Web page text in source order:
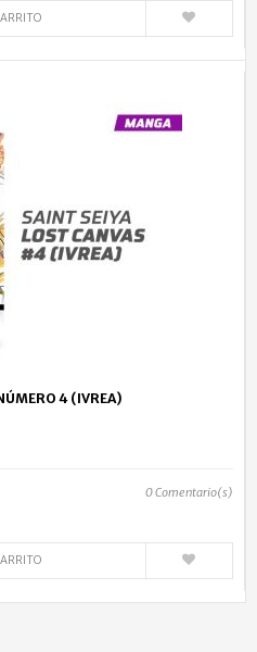
4 (IVREA)
0Comentario(s)